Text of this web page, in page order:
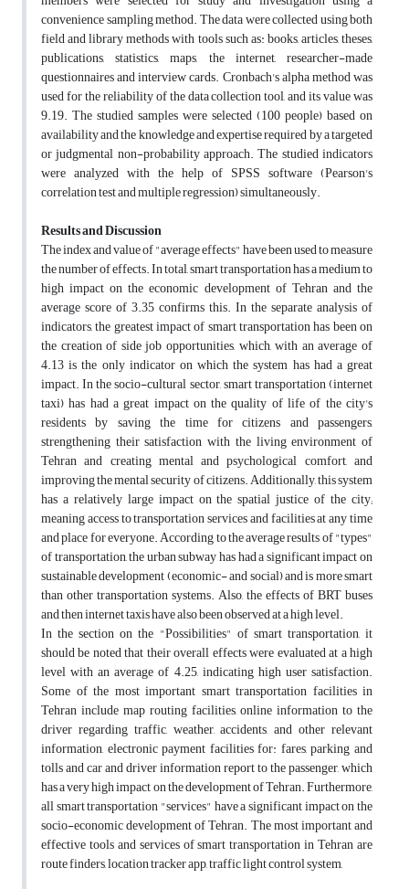
convenience sampling method. The data were collected using both
field and library methods with tools such as: books, articles, theses,
publications, statistics, maps, the internet, researcher-made
questionnaires and interview cards. Cronbach's alpha method was
used for the reliability of the data collection tool, and its value was
9.19. The studied samples were selected (100 people) based on
availability and the knowledge and expertise required by a targeted
or judgmental non-probability approach. The studied indicators
were analyzed with the help of SPSS software (Pearson's
correlation test and multiple regression) simultaneously.
Results and Discussion
The index and value of "average effects" have been used to measure
the number of effects. In total, smart transportation has a medium to
high impact on the economic development of Tehran and the
average score of 3.35 confirms this. In the separate analysis of
indicators, the greatest impact of smart transportation has been on
the creation of side job opportunities, which, with an average of
4.13 is the only indicator on which the system has had a great
impact. In the socio-cultural sector, smart transportation (internet
taxi) has had a great impact on the quality of life of the city's
residents by saving the time for citizens and passengers,
strengthening their satisfaction with the living environment of
Tehran and creating mental and psychological comfort, and
improving the mental security of citizens. Additionally, this system
has a relatively large impact on the spatial justice of the city;
meaning access to transportation services and facilities at any time
and place for everyone. According to the average results of "types"
of transportation, the urban subway has had a significant impact on
sustainable development (economic- and social) and is more smart
than other transportation systems. Also, the effects of BRT buses
and then internet taxis have also been observed at a high level.
In the section on the "Possibilities" of smart transportation, it
should be noted that their overall effects were evaluated at a high
level with an average of 4.25, indicating high user satisfaction.
Some of the most important smart transportation facilities in
Tehran include map routing facilities, online information to the
driver regarding traffic, weather, accidents, and other relevant
information, electronic payment facilities for: fares, parking and
tolls and car and driver information report to the passenger, which
has a very high impact on the development of Tehran. Furthermore,
all smart transportation "services" have a significant impact on the
socio-economic development of Tehran. The most important and
effective tools and services of smart transportation in Tehran are
route finders, location tracker app, traffic light control system,